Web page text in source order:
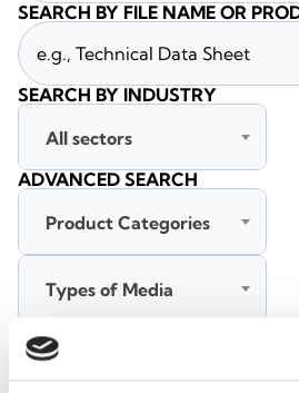
SEARCH BY FILE NAME OR
SEARCH BY INDUSTRY
All sectors
ADVANCED SEARCH
Product Categories
Types of Media
All languages